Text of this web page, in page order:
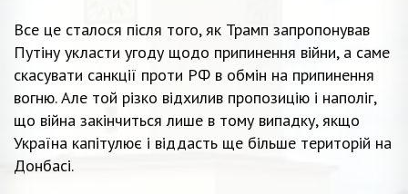
Все це сталося після того, як Трамп запропонував
Путіну укласти угоду щодо припинення війни, а саме
скасувати санкції проти РФ в обмін на припинення
вогню. Але той різко відхилив пропозицію і наполіг,
що війна закінчиться лише в тому випадку, якщо
Україна капітулює і віддасть ще більше територій на
Донбасі.